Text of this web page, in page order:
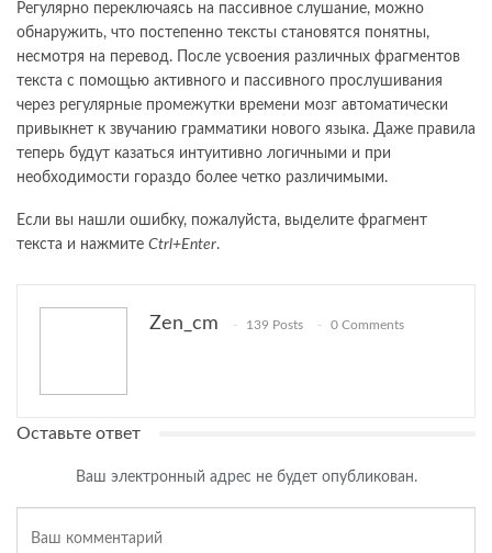
Регулярно переключаясь на пассивное слушание, можно
обнаружить, что постепенно тексты становятся понятны,
несмотря на перевод. После усвоения различных фрагментов
текста с помощью активного и пассивного прослушивания
через регулярные промежутки времени мозг автоматически
привыкнет к звучанию грамматики нового языка. Даже правила
теперь будут казаться интуитивно логичными и при
необходимости гораздо более четко различимыми.
Если вы нашли ошибку, пожалуйста, выделите фрагмент
текста и нажмите Ctrl+Enter.
Zen_cm 139 Posts 0 Comments
Оставьте ответ
Ваш электронный адрес не будет опубликован.